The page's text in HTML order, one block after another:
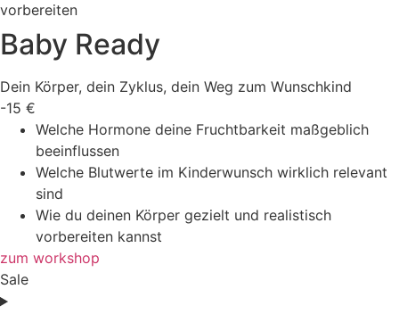
vorbereiten
Baby Ready
Dein Körper, dein Zyklus, dein Weg zum Wunschkind
-15 €
Welche Hormone deine Fruchtbarkeit maßgeblich
beeinflussen
Welche Blutwerte im Kinderwunsch wirklich relevant
sind
Wie du deinen Körper gezielt und realistisch
vorbereiten kannst
zum workshop
Sale